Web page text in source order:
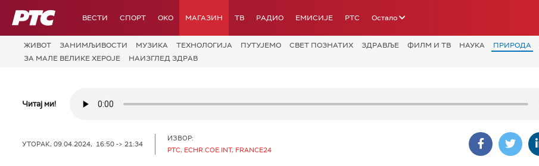
РТС ВЕСТИ СПОРТ OKO МАГАЗИН ТВ РАДИО ЕМИСИЈЕ РТС Остало
ЖИВОТ ЗАНИМЉИВОСТИ МУЗИКА ТЕХНОЛОГИЈA ПУТУЈЕМО СВЕТ ПОЗНАТИХ ЗДРАВЉЕ ФИЛМ И ТВ НАУКА ПРИРОДА
ЗА МАЛЕ ВЕЛИКЕ ХЕРОЈЕ
НАИЗГЛЕД ЗДРАВ
Читај ми!
УТОРАК, 09.04.2024, 16:50 -> 21:34
ИЗВОР:
РТС, ECHR.COE.INT, FRANCE24